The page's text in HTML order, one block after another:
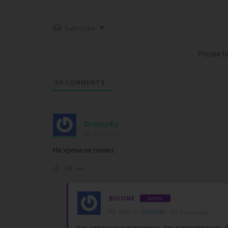
Please
Dremy4iy
Ни хрена не понял.
44
BIGONE Author
Dremy4iy